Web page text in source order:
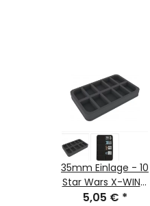
35mm Einlage - 10
Star Wars X-WING
Raumschiffe
5,05 € *